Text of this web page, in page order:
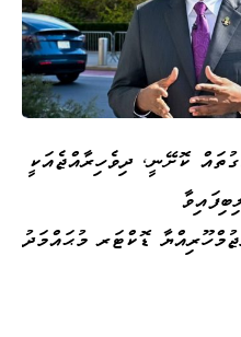
ކޮށޭނީ، ދިވެހިރާއްޖެއަކީ
ޑޮކްޓަރ މުޙައްމަދު